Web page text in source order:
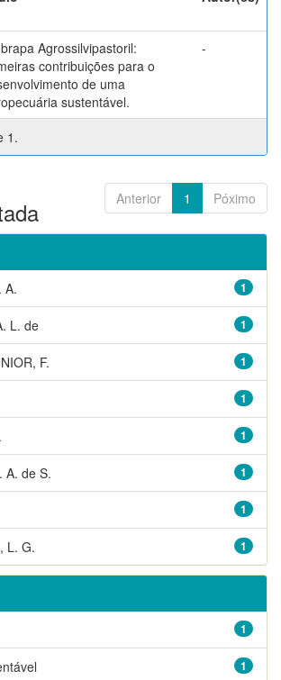
Agrossilvipastoril:
contribuições para o
de uma
sustentável.
-
1.
Anterior 1 Póximo
1
A.
1
L. de
1
F.
1
1
1
A. de S.
1
1
L. G.
1
1